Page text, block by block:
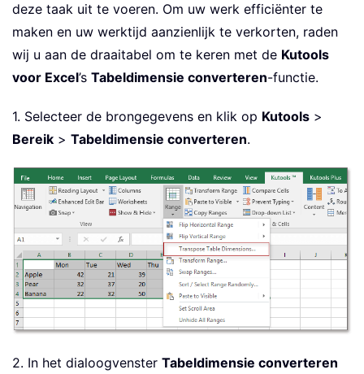
deze taak uit te voeren. Om uw werk efficiënter te
maken en uw werktijd aanzienlijk te verkorten, raden
wij u aan de draaitabel om te keren met de Kutools
voor Excel’s Tabeldimensie converteren-functie.
1. Selecteer de brongegevens en klik op Kutools >
Bereik > Tabeldimensie converteren.
2. In het dialoogvenster Tabeldimensie converteren